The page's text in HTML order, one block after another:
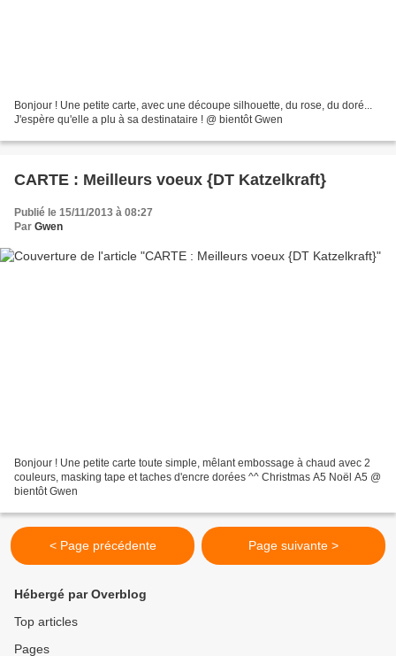
Bonjour ! Une petite carte, avec une découpe silhouette, du rose, du doré...
J'espère qu'elle a plu à sa destinataire ! @ bientôt Gwen
CARTE : Meilleurs voeux {DT Katzelkraft}
Publié le 15/11/2013 à 08:27
Par Gwen
Bonjour ! Une petite carte toute simple, mêlant embossage à chaud avec 2
couleurs, masking tape et taches d'encre dorées ^^ Christmas A5 Noël A5 @
bientôt Gwen
< Page précédente Page suivante >
Hébergé par Overblog
Top articles
Pages